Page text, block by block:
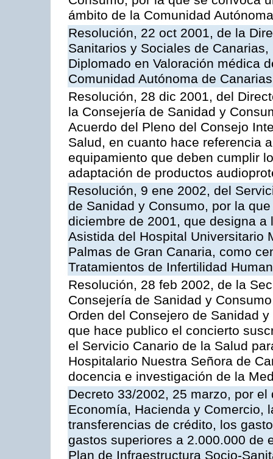
ámbito de la Comunidad
Resolución, 22 oct 2001, de la
Sanitarios y Sociales de
Diplomado en Valoración médica
Comunidad Autónoma de
Resolución, 28 dic 2001, del
la Consejería de Sanidad y
Acuerdo del Pleno del Consejo
Salud, en cuanto hace referencia
equipamiento que deben cumplir
adaptación de productos
Resolución, 9 ene 2002, del
de Sanidad y Consumo, por la
diciembre de 2001, que designa
Asistida del Hospital Universitario
Palmas de Gran Canaria, como
Tratamientos de Infertilidad
Resolución, 28 feb 2002, de la
Consejería de Sanidad y
Orden del Consejero de Sanidad
que hace publico el concierto
el Servicio Canario de la Salud
Hospitalario Nuestra Señora de
docencia e investigación de la
Decreto 33/2002, 25 marzo, por
Economía, Hacienda y Comercio,
transferencias de crédito, los
gastos superiores a 2.000.000 de
Plan de Infraestructura Socio-